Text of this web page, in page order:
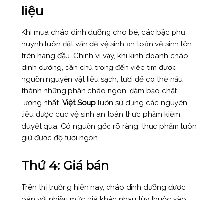
liệu
Khi mua cháo dinh dưỡng cho bé, các bậc phụ
huynh luôn đặt vấn đề vệ sinh an toàn vệ sinh lên
trên hàng đầu. Chính vì vậy, khi kinh doanh cháo
dinh dưỡng, cần chú trọng đến việc tìm được
nguồn nguyên vật liệu sạch, tươi để có thể nấu
thành những phần cháo ngon, đảm bảo chất
lượng nhất. Việt Soupluôn sử dụng các nguyên
liệu được cục vệ sinh an toàn thực phẩm kiểm
duyệt qua. Có nguồn gốc rõ ràng, thực phẩm luôn
giữ được độ tươi ngon.
Thứ 4: Giá bán
Trên thị trường hiện nay, cháo dinh dưỡng được